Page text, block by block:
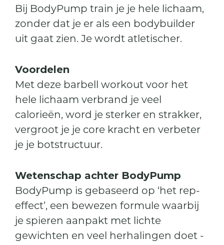
Bij BodyPump train je je hele lichaam,
zonder dat je er als een bodybuilder
uit gaat zien. Je wordt atletischer.
Voordelen
Met deze barbell workout voor het
hele lichaam verbrand je veel
calorieën, word je sterker en strakker,
vergroot je je core kracht en verbeter
je je botstructuur.
Wetenschap achter BodyPump
BodyPump is gebaseerd op ‘het rep-
effect’, een bewezen formule waarbij
je spieren aanpakt met lichte
gewichten en veel herhalingen doet -